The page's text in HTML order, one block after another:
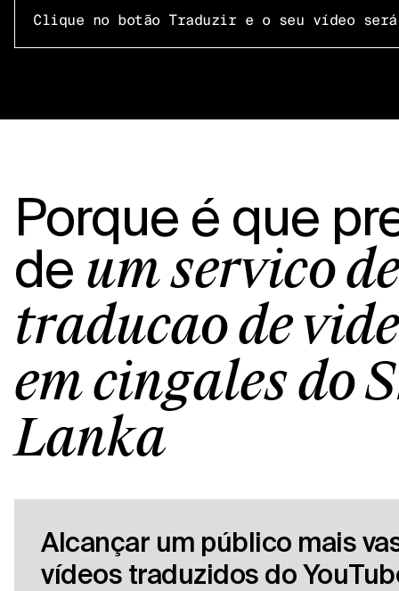
Clique no botão Traduzir e o seu vídeo
Porque é que
de um serviço de
tradução de
em cingalês do
Lanka
Alcançar um público mais
vídeos traduzidos do